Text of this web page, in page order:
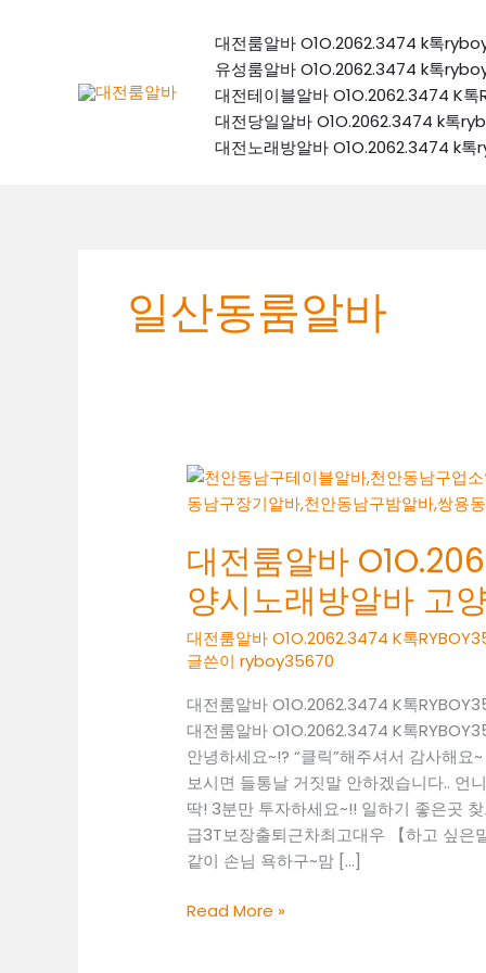
대전룸알바 O1O.2062.3474 k톡
유성룸알바 O1O.2062.3474 k톡
대전테이블알바 O1O.2062.3474 K
대전당일알바 O1O.2062.3474 k톡
대전노래방알바 O1O.2062.3474 k
일산동룸알바
대전룸알바
양시노래방알바 고
대전룸알바 O1O.2062.3474 K톡
글쓴이ryboy35670
대전룸알바 O1O.2062.3474 K톡
대전룸알바 O1O.2062.3474 K톡
안녕하세요~!? “클릭”해주셔서 감사해
보시면 들통날 거짓말 안하겠습니다.. 언
딱! 3분만 투자하세요~!! 일하기 좋은곳
급3T보장출퇴근차최고대우 【하고 싶은
같이 손님 욕하구~맘 […]
대
Read More »